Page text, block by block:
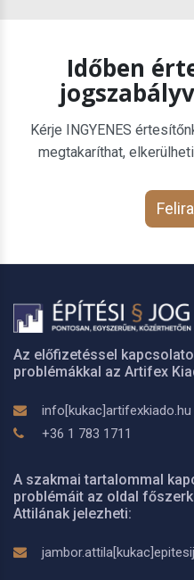
Időben
Kérje INGYENES
megtakaríthat,
Az előfizetéssel
problémákkal az Artifex
info[kukac]artifexkiado.hu
+36 1 783 1711
A szakmai tartalommal
problémáit az oldal
Attilának jelezheti: